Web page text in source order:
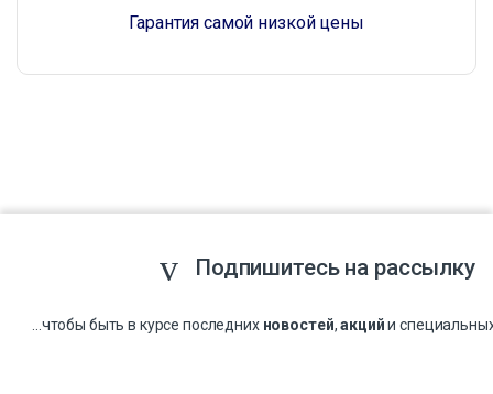
Гарантия самой низкой цены
Подпишитесь на рассылку
...чтобы быть в курсе последних новостей,акцийи